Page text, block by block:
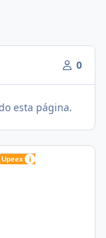
0
esta página.